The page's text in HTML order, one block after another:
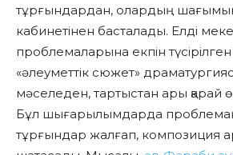
тұрғындардан, олардың
кабинетінен басталады. Елді
проблемаларына екпін
«әлеуметтік сюжет»
мәселеден, тартыстан ары қарай
Бұл шығарылымдарда
тұрғындар жалғап, композиция